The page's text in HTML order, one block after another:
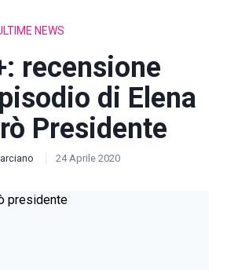
NEWS
recensione
di Elena
Presidente
24 Aprile 2020